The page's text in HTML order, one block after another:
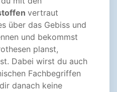
vertraut
über das Gebiss und
und bekommst
planst,
Dabei wirst du auch
Fachbegriffen
danach keine